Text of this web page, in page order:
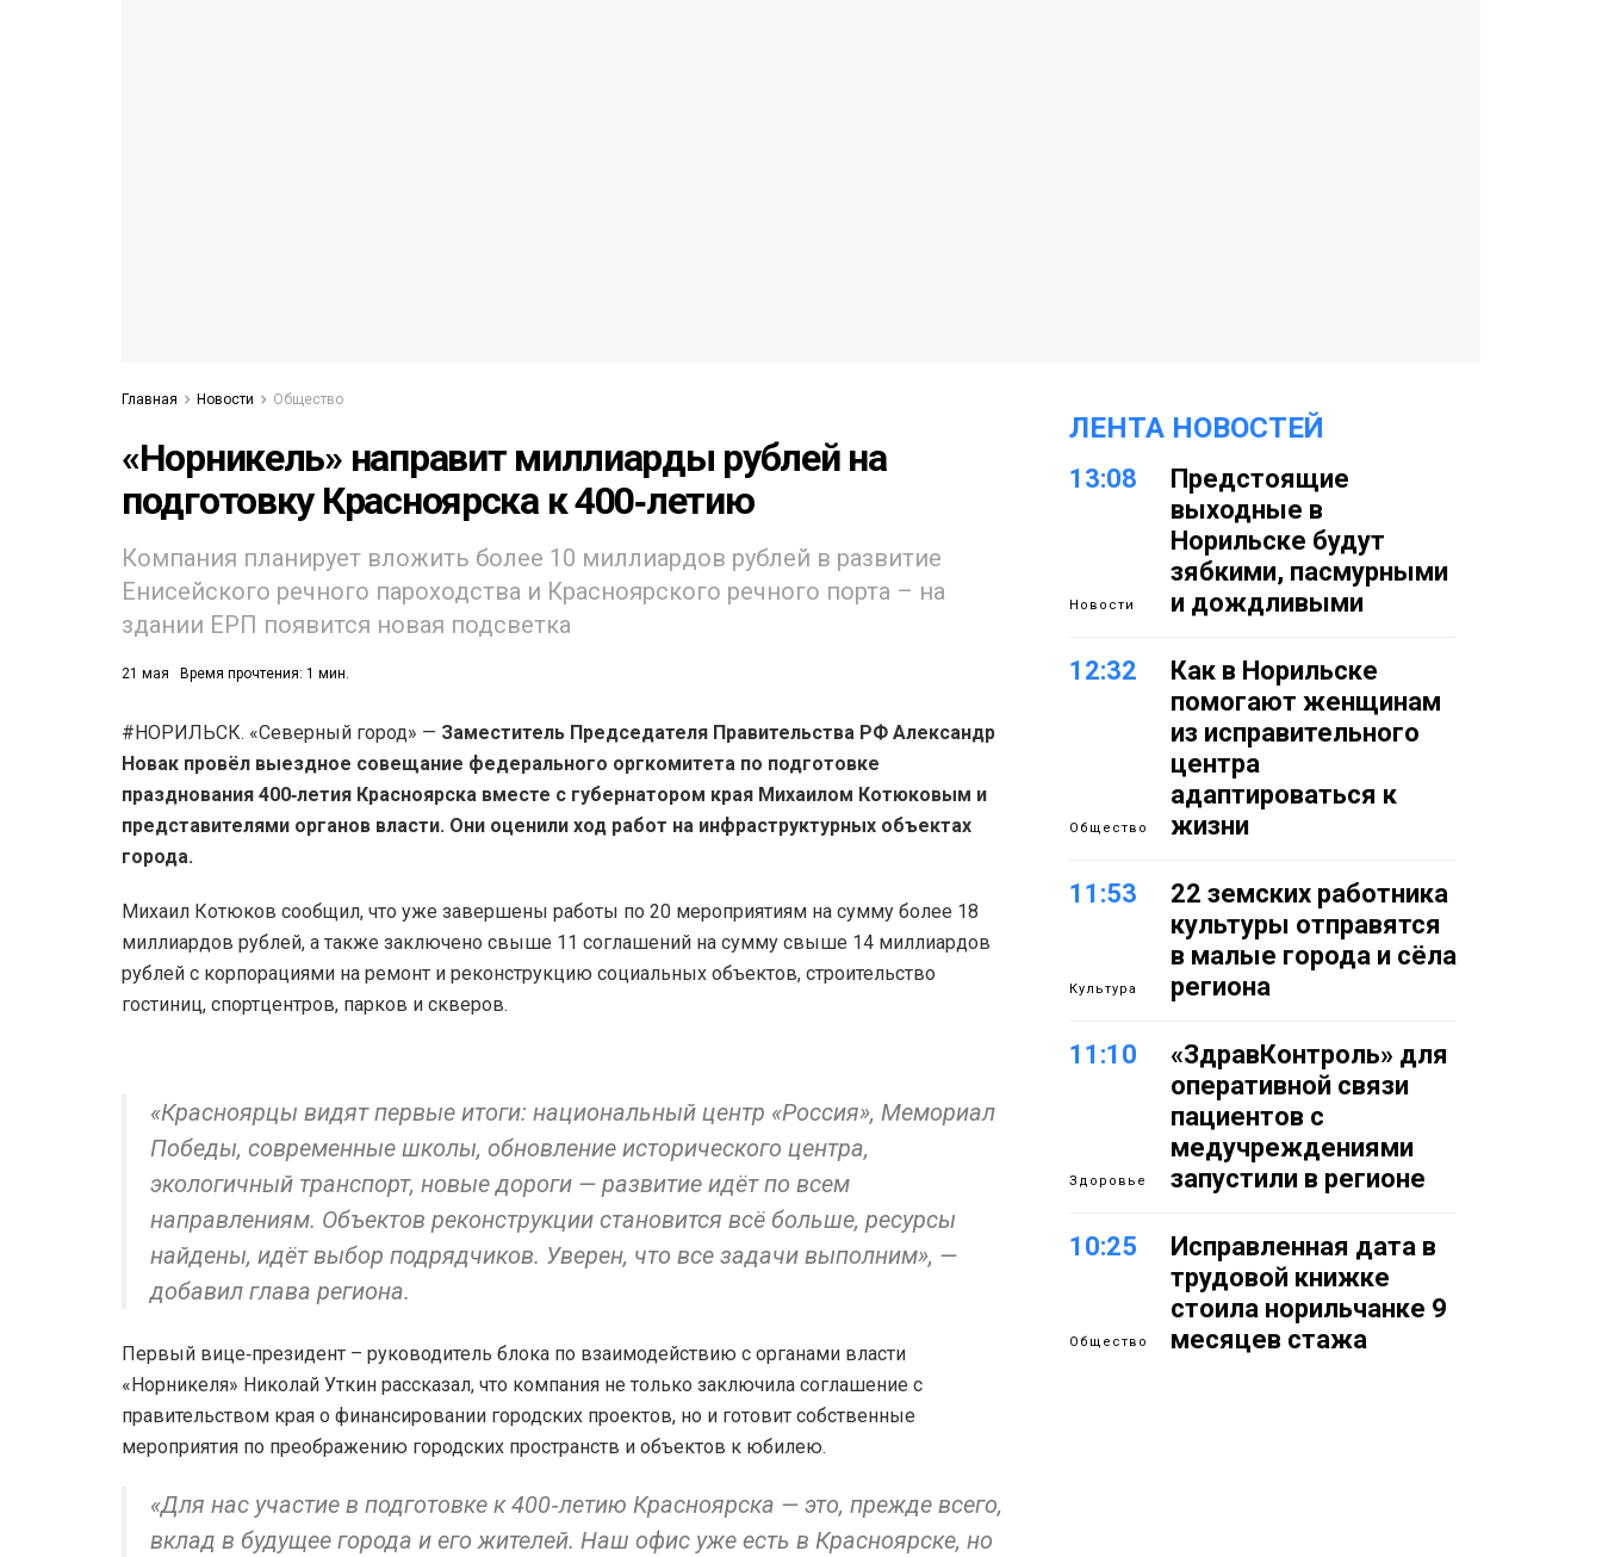
Главная Новости Общество
«Норникель» направит миллиарды рублей на
подготовку Красноярска к 400‑летию
Компания планирует вложить более 10 миллиардов рублей в развитие
Енисейского речного пароходства и Красноярского речного порта – на
здании ЕРП появится новая подсветка
21 мая Время прочтения: 1 мин.
#НОРИЛЬСК. «Северный город» — Заместитель Председателя Правительства РФ Александр
Новак провёл выездное совещание федерального оргкомитета по подготовке
празднования 400‑летия Красноярска вместе с губернатором края Михаилом Котюковым и
представителями органов власти. Они оценили ход работ на инфраструктурных объектах
города.
Михаил Котюков сообщил, что уже завершены работы по 20 мероприятиям на сумму более 18
миллиардов рублей, а также заключено свыше 11 соглашений на сумму свыше 14 миллиардов
рублей с корпорациями на ремонт и реконструкцию социальных объектов, строительство
гостиниц, спортцентров, парков и скверов.
«Красноярцы видят первые итоги: национальный центр «Россия», Мемориал
Победы, современные школы, обновление исторического центра,
экологичный транспорт, новые дороги — развитие идёт по всем
направлениям. Объектов реконструкции становится всё больше, ресурсы
найдены, идёт выбор подрядчиков. Уверен, что все задачи выполним», —
добавил глава региона.
Первый вице‑президент – руководитель блока по взаимодействию с органами власти
«Норникеля» Николай Уткин рассказал, что компания не только заключила соглашение с
правительством края о финансировании городских проектов, но и готовит собственные
мероприятия по преображению городских пространств и объектов к юбилею.
«Для нас участие в подготовке к 400‑летию Красноярска — это, прежде всего,
вклад в будущее города и его жителей. Наш офис уже есть в Красноярске, но
ЛЕНТА НОВОСТЕЙ
13:08
Новости
Предстоящие
выходные в
Норильске будут
зябкими, пасмурными
и дождливыми
12:32
Общество
Как в Норильске
помогают женщинам
из исправительного
центра
адаптироваться к
жизни
11:53
Культура
22 земских работника
культуры отправятся
в малые города и сёла
региона
11:10
Здоровье
«ЗдравКонтроль» для
оперативной связи
пациентов с
медучреждениями
запустили в регионе
10:25
Общество
Исправленная дата в
трудовой книжке
стоила норильчанке 9
месяцев стажа